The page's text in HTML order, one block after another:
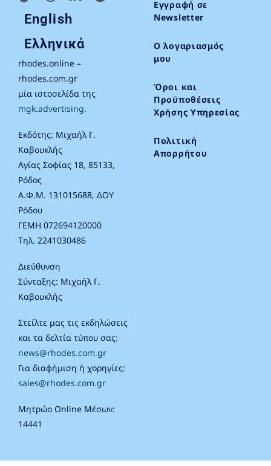
English
Ελληνικά
rhodes.online –
rhodes.com.gr
μία ιστοσελίδα της
mgk.advertising.
Εκδότης: Μιχαήλ Γ.
Καβουκλής
Αγίας Σοφίας 18, 85133,
Ρόδος
Α.Φ.Μ. 131015688, ΔΟΥ
Ρόδου
ΓΕΜΗ 072694120000
Τηλ. 2241030486
Διεύθυνση
Σύνταξης: Μιχαήλ Γ.
Καβουκλής
Στείλτε μας τις εκδηλώσεις
και τα δελτία τύπου σας:
news@rhodes.com.gr
Για διαφήμιση ή χορηγίες:
sales@rhodes.com.gr
Μητρώο Online Μέσων:
14441
Εγγραφή σε
Newsletter
Ο λογαριασμός
μου
Όροι και
Προϋποθέσεις
Χρήσης Υπηρεσίας
Πολιτική
Απορρήτου